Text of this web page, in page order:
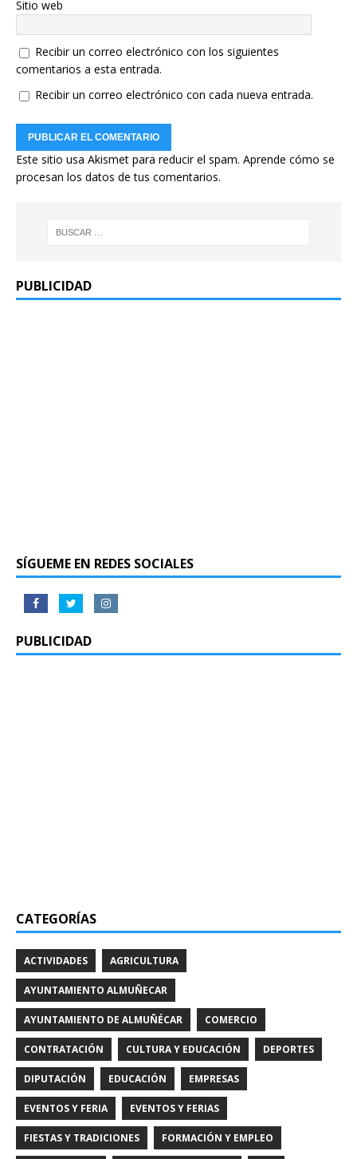
Sitio web
Recibir un correo electrónico con los siguientes
comentarios a esta entrada.
Recibir un correo electrónico con cada nueva entrada.
Este sitio usa Akismet para reducir el spam. Aprende cómo se
procesan los datos de tus comentarios.
PUBLICIDAD
SÍGUEME EN REDES SOCIALES
PUBLICIDAD
CATEGORÍAS
ACTIVIDADES AGRICULTURA
AYUNTAMIENTO ALMUÑECAR
AYUNTAMIENTO DE ALMUÑÉCAR COMERCIO
CONTRATACIÓN CULTURA Y EDUCACIÓN DEPORTES
DIPUTACIÓN EDUCACIÓN EMPRESAS
EVENTOS Y FERIA EVENTOS Y FERIAS
FIESTAS Y TRADICIONES FORMACIÓN Y EMPLEO